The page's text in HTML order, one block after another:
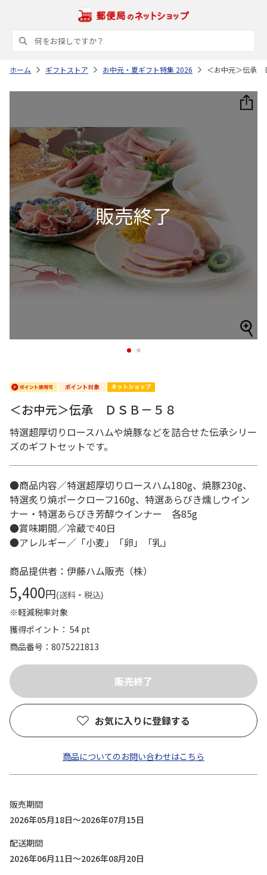
ホーム ギフトストア お中元・夏ギフト特集 2026 ＜お中元＞伝承
1 2
＜お中元＞伝承 ＤＳＢ－５８
特選超厚切りロースハムや焼豚などを詰合せた伝承シリー
ズのギフトセットです。
●商品内容／特選超厚切りロースハム180g、焼豚230g、
特選炙り焼ポークローフ160g、特選あらびき燻しウイン
ナー・特選あらびき芳醇ウインナー 各85g
●賞味期間／冷蔵で40日
●アレルギー／「小麦」「卵」「乳」
商品提供者：伊藤ハム販売（株）
5,400円(送料・税込)
※軽減税率対象
獲得ポイント： 54 pt
商品番号
8075221813
お気に入りに登録する
商品についてのお問い合わせはこちら
販売期間
2026年05月18日～2026年07月15日
配送期間
2026年06月11日～2026年08月20日